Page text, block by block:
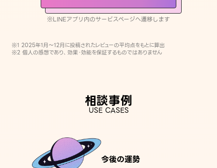
※LINEアプリ内のサービスページへ遷移します
※1 2025年1月〜12月に投稿されたレビューの平均点をもとに算出
※2 個人の感想であり、効果・効能を保証するものではありません
相談事例
USE CASES
今後の運勢